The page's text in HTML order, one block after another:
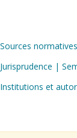
Sources
Jurisprudence |
Institutions et